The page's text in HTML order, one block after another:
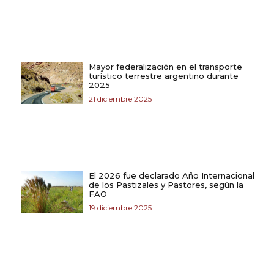
Mayor federalización en el transporte
turístico terrestre argentino durante
2025
21 diciembre 2025
El 2026 fue declarado Año Internacional
de los Pastizales y Pastores, según la
FAO
19 diciembre 2025